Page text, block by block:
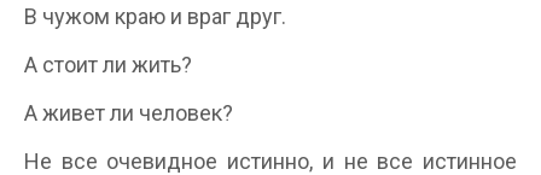
В чужом краю и враг друг.
А стоит ли жить?
А живет ли человек?
Не все очевидное истинно, и не все истинное